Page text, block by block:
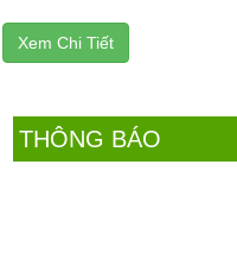
Xem Chi Tiết
THÔNG BÁO